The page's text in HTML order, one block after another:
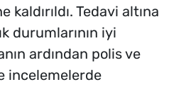
Tedavi altına
durumlarının iyi
ardından polis ve
incelemelerde